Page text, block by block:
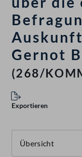
Gernot
(268/
Exportieren